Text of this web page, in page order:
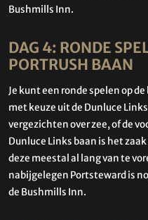
Bushmills Inn.
DAG 4: RONDE
PORTRUSH BAAN
Je kunt een ronde spelen op
met keuze uit de Dunluce
vergezichten over zee, of de
Dunluce Links baan is het
deze meestal al lang van te
nabijgelegen Portsteward is
de Bushmills Inn.